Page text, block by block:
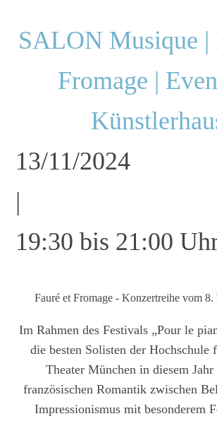
SALON Musique |
Fromage |
13/11/2024
|
19:30 bis 21:00
Fauré et Fromage - Konzertreihe vom 8.
Im Rahmen des Festivals „Pour le
die besten Solisten der Hochschule
Theater München in diesem
französischen Romantik zwischen
Impressionismus mit besonderem